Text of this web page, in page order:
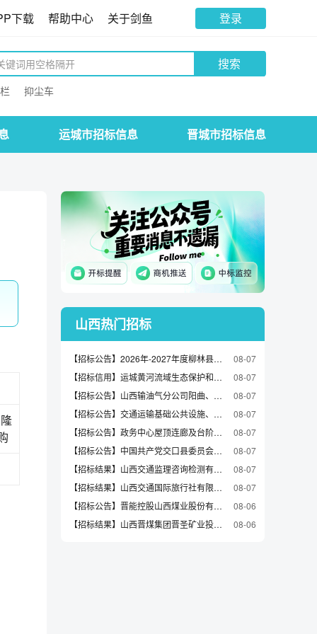
下载 帮助中心 关于剑鱼 登录
搜索
抑尘车
运城市招标信息 晋城市招标信息
山西热门招标
【招标公告】2026年-2027年度柳林县城乡居民意外伤害保险采购项目的采购公告
08-07
【招标信用】运城黄河流域生态保护和高质量发展促进中心台式计算机直接选定采购合同
08-07
【招标公告】山西输油气分公司阳曲、兴县、临县作业区生活用能场所“气改电”等三个项目职业卫生三同时咨询服务-非招标公告
08-07
【招标公告】交通运输基础公共设施、客货运枢纽场站综合管理服务项目的采购公告
08-07
【招标公告】政务中心屋顶连廊及台阶安全隐患治理项目采购公告
08-07
【招标公告】中国共产党交口县委员会党校公开招标交口县委党校教辅楼规范提升设备采购的采购公告
08-07
【招标结果】山西交通监理咨询检测有限公司2026年大同公司中心试验室办公、生活用品采购项目直接采购结果公告
08-07
【招标结果】山西交通国际旅行社有限公司职工食堂食材供应商采购直接采购结果公告
08-07
【招标公告】晋能控股山西煤业股份有限公司忻州窑矿忻平苑小区5号楼房屋安全检测项目公告
08-06
【招标结果】山西晋煤集团晋圣矿业投资有限公司供暖服务成交结果公示
08-06